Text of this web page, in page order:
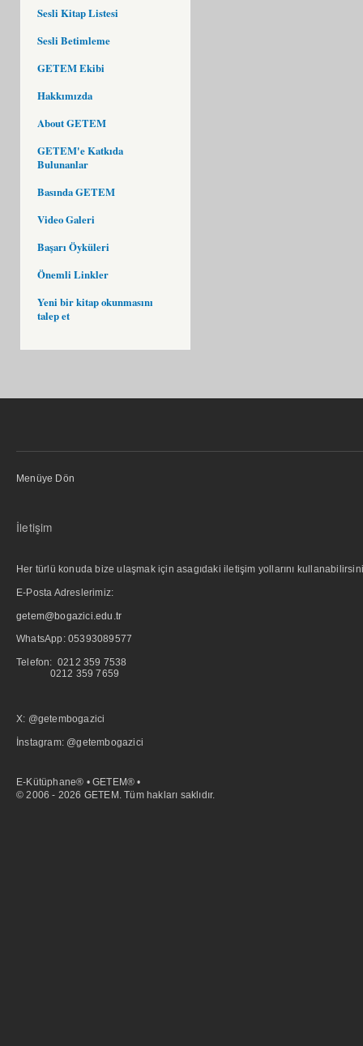
Sesli Kitap Listesi
Sesli Betimleme
GETEM Ekibi
Hakkımızda
About GETEM
GETEM'e Katkıda
Bulunanlar
Basında GETEM
Video Galeri
Başarı Öyküleri
Önemli Linkler
Yeni bir kitap okunmasını
talep et
Menüye Dön
İletişim
Her türlü konuda bize ulaşmak için asagıdaki iletişim yollarını
E-Posta Adreslerimiz:
getem@bogazici.edu.tr
WhatsApp: 05393089577
Telefon: 0212 359 7538
0212 359 7659
X: @getembogazici
İnstagram: @getembogazici
E-Kütüphane® • GETEM® •
© 2006 - 2026 GETEM. Tüm hakları saklıdır.